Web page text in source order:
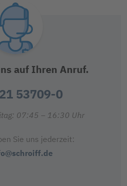
auf Ihren Anruf.
53709-0
07:45 – 16:30 Uhr
Sie uns jederzeit: